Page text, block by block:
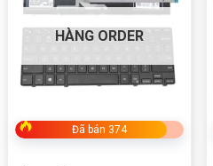
HÀNG ORDER
Đã bán 374